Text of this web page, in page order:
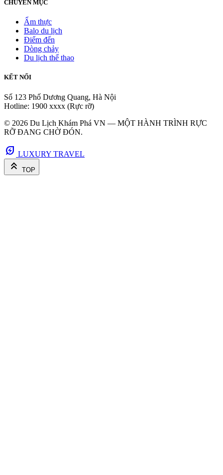
CHUYÊN MỤC
Ẩm thực
Balo du lịch
Điểm đến
Dòng chảy
Du lịch thể thao
KẾT NỐI
Số 123 Phố Dương Quang, Hà Nội
Hotline: 1900 xxxx (Rực rỡ)
© 2026 Du Lịch Khám Phá VN — MỘT HÀNH TRÌNH RỰC
RỠ ĐANG CHỜ ĐÓN.
energy_savings_leaf LUXURY TRAVEL
keyboard_double_arrow_up TOP